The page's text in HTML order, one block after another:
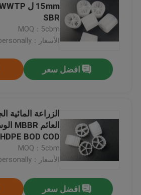
SBR
MOQ：5cbm
الأسعار：discuss personally
افضل سعر
HDPE BOD COD إزالة
MOQ：5cbm
الأسعار：discuss personally
افضل سعر